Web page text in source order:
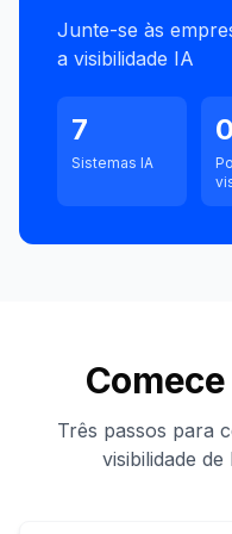
Junte-se às
a visibilidade IA
7
Sistemas IA
Três passos para
visibilidade